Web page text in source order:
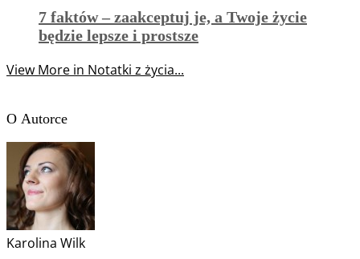
7 faktów – zaakceptuj je, a Twoje życie
będzie lepsze i prostsze
View More in Notatki z życia...
O Autorce
Karolina Wilk